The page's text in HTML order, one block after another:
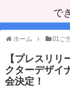
で
ホーム 01ご
【プレスリ
クターデザイ
会決定！